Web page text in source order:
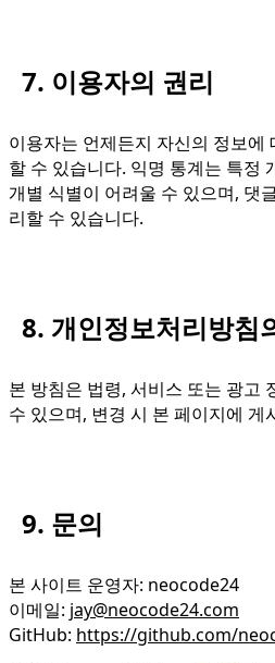
7. 이용자의 권리
이용자는 언제든지 자신의 정보에
할 수 있습니다. 익명 통계는 특정
개별 식별이 어려울 수 있으며, 댓
리할 수 있습니다.
8. 개인정보처리방침
본 방침은 법령, 서비스 또는 광고
수 있으며, 변경 시 본 페이지에 게
9. 문의
본 사이트 운영자: neocode24
이메일: jay@neocode24.com
GitHub: https://github.com/